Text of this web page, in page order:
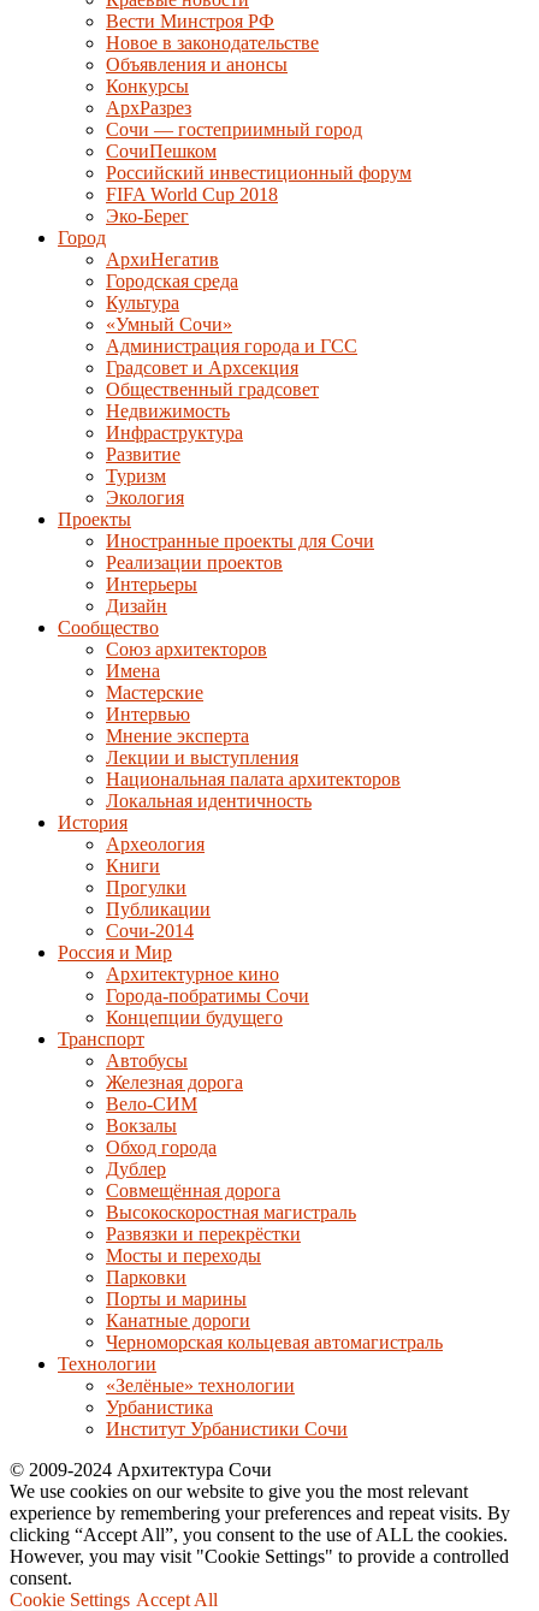
Вести Минстроя РФ
Новое в законодательстве
Объявления и анонсы
Конкурсы
АрхРазрез
Сочи — гостеприимный город
СочиПешком
Российский инвестиционный форум
FIFA World Cup 2018
Эко-Берег
Город
АрхиНегатив
Городская среда
Культура
«Умный Сочи»
Администрация города и ГСС
Градсовет и Архсекция
Общественный градсовет
Недвижимость
Инфраструктура
Развитие
Туризм
Экология
Проекты
Иностранные проекты для Сочи
Реализации проектов
Интерьеры
Дизайн
Сообщество
Союз архитекторов
Имена
Мастерские
Интервью
Мнение эксперта
Лекции и выступления
Национальная палата архитекторов
Локальная идентичность
История
Археология
Книги
Прогулки
Публикации
Сочи-2014
Россия и Мир
Архитектурное кино
Города-побратимы Сочи
Концепции будущего
Транспорт
Автобусы
Железная дорога
Вело-СИМ
Вокзалы
Обход города
Дублер
Совмещённая дорога
Высокоскоростная магистраль
Развязки и перекрёстки
Мосты и переходы
Парковки
Порты и марины
Канатные дороги
Черноморская кольцевая автомагистраль
Технологии
«Зелёные» технологии
Урбанистика
Институт Урбанистики Сочи
© 2009-2024 Архитектура Сочи
We use cookies on our website to give you the most relevant
experience by remembering your preferences and repeat visits. By
clicking “Accept All”, you consent to the use of ALL the cookies.
However, you may visit "Cookie Settings" to provide a controlled
consent.
Cookie Settings Accept All